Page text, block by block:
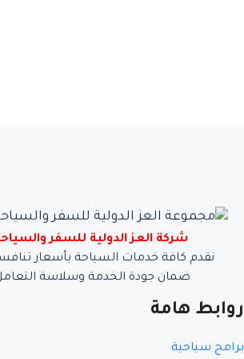
شركة العز الدولية للسفر
نقدم كافة خدمات السياحة بأسعار
ضمان جودة الخدمة وسلاسة
روابط هامة
برامج سياحية